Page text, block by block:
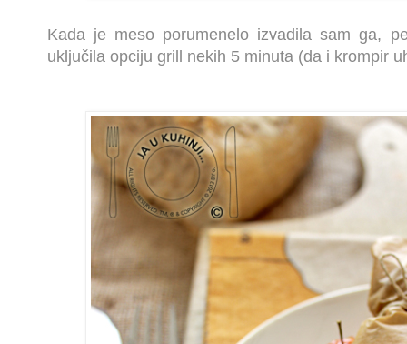
Kada je meso porumenelo izvadila sam ga,
uključila opciju grill nekih 5 minuta (da i krompir